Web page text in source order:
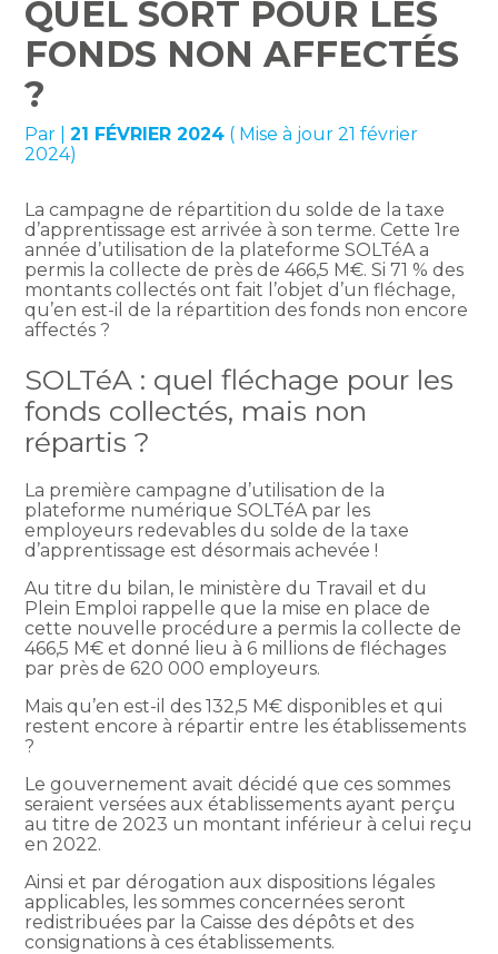
QUEL SORT POUR LES
FONDS NON AFFECTÉS
?
Par |21 FÉVRIER 2024 ( Mise à jour 21 février
2024)
La campagne de répartition du solde de la taxe
d’apprentissage est arrivée à son terme. Cette 1re
année d’utilisation de la plateforme SOLTéA a
permis la collecte de près de 466,5 M€. Si 71 % des
montants collectés ont fait l’objet d’un fléchage,
qu’en est-il de la répartition des fonds non encore
affectés ?
SOLTéA : quel fléchage pour les
fonds collectés, mais non
répartis ?
La première campagne d’utilisation de la
plateforme numérique SOLTéA par les
employeurs redevables du solde de la taxe
d’apprentissage est désormais achevée !
Au titre du bilan, le ministère du Travail et du
Plein Emploi rappelle que la mise en place de
cette nouvelle procédure a permis la collecte de
466,5 M€ et donné lieu à 6 millions de fléchages
par près de 620 000 employeurs.
Mais qu’en est-il des 132,5 M€ disponibles et qui
restent encore à répartir entre les établissements
?
Le gouvernement avait décidé que ces sommes
seraient versées aux établissements ayant perçu
au titre de 2023 un montant inférieur à celui reçu
en 2022.
Ainsi et par dérogation aux dispositions légales
applicables, les sommes concernées seront
redistribuées par la Caisse des dépôts et des
consignations à ces établissements.